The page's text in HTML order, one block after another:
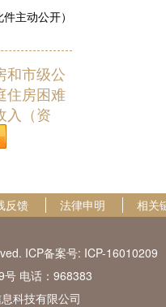
件主动公开）
和市级公
住房困难
入（资
反馈 法律申明 相关
ICP备案号: ICP-16010209
号 电话：968383
科技有限公司